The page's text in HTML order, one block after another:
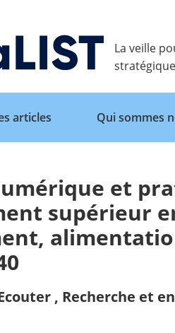
La veille
articles Qui sommes
et
supérieur
, Recherche et